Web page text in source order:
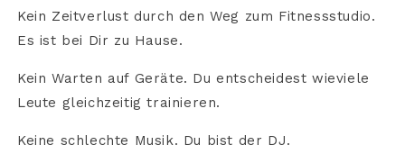
Kein Zeitverlust durch den Weg zum Fitnessstudio.
Es ist bei Dir zu Hause.
Kein Warten auf Geräte. Du entscheidest wieviele
Leute gleichzeitig trainieren.
Keine schlechte Musik. Du bist der DJ.